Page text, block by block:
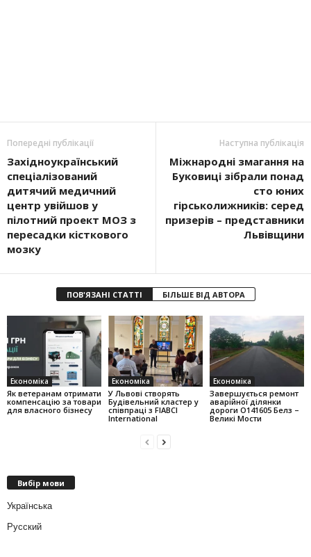
Попередні публікації
Західноукраїнський
спеціалізований
дитячий медичний
центр увійшов у
пілотний проект МОЗ з
пересадки кісткового
мозку
Наступна публікація
Міжнародні змагання на
Буковиці зібрали понад
сто юних
гірськолижників: серед
призерів – представники
Львівщини
ПОВ'ЯЗАНІ СТАТТІ БІЛЬШЕ ВІД АВТОРА
Економіка
Як ветеранам отримати
компенсацію за товари
для власного бізнесу
Економіка
У Львові створять
Будівельний кластер у
співпраці з FIABCI
International
Економіка
Завершується ремонт
аварійної ділянки
дороги О141605 Белз –
Великі Мости
Вибір мови
Українська
Русский